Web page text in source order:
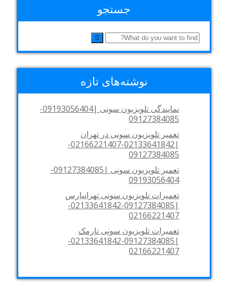
جستجو
نوشته‌های تازه
نمایندگی تلویزیون سونی |09193056404-
09127384085
تعمیر تلویزیون سونی در تهران
|02133641842-02166221407-
09127384085
تعمیر تلویزیون سونی |09127384085-
09193056404
تعمیرات تلویزیون سونی تهرانپارس
|09127384085-02133641842-
02166221407
تعمیرات تلویزیون سونی نارمک
|09127384085-02133641842-
02166221407